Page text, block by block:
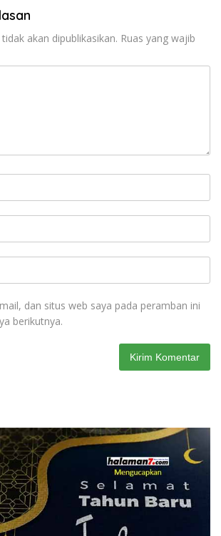
akan dipublikasikan. Ruas yang wajib
dan situs web saya pada peramban ini
berikutnya.